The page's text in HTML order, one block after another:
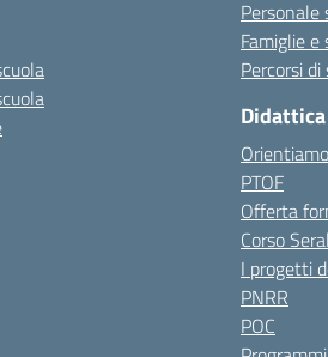
Personale
Famiglie
Percorsi
Didattica
PTOF
Offerta
Corso
I progetti
PNRR
POC